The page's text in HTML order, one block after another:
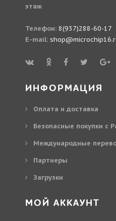
этаж
Телефон: 8(937)288-60-17
E-mail:
ИНФОРМАЦИЯ
Оплата и доставка
Безопасные покупки с
Международные
Партнеры
Загрузки
МОЙ АККАУНТ